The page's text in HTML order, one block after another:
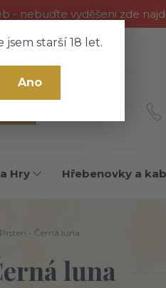
- nebuďte vyděšeni zde
starší 18 let.
Ano
Kontakty
Hry Hřebenovky a
Prsten - Černá luna
luna